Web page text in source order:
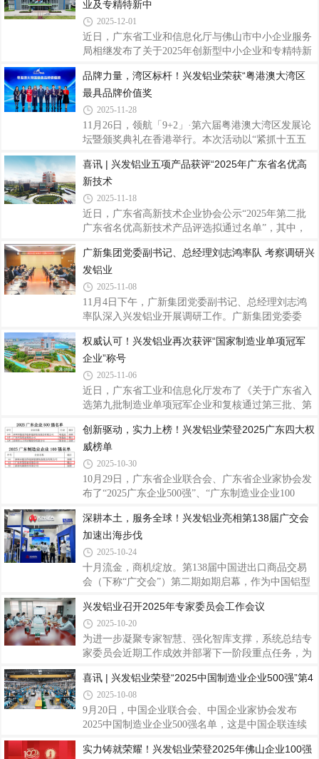
直观展现核心竞争力。投资者一行首先走访
奖，三水公司“1800T单机产能提升”项目荣获三等
奖。充分展现了兴发铝业在精益创效与持续改进方面
的扎实功底与团队活力。训练营结营会议上李俭强进
行优秀项目分享两个获奖项目分别实现关键突
程、建立试模反馈机制等举措，有效提升了幕墙料的
尺寸精度与材料利用效率。“1800T单机产能提升”项
目
业及专精特新中
2025-12-01
近日，广东省工业和信息化厅与佛山市中小企业服务
局相继发布了关于2025年创新型中小企业和专精特新
广东兴发精密制造有限公司（以下简称“兴发铝业精
密制造公司”）凭借扎实的创新实力、突出的专业优
势以及稳健的发展态势，顺利通过这两项重要资质的
复核，标志着公司在持续创新能力、专业发展水平及
精细化经营管理等方面获得了政府与行业的高度认
的基础层级，更是企业创新能力的核心认证标志，其
复评严格考量企业的创新投入、成长性表现及专
品牌力量，湾区标杆！兴发铝业荣获“粤港澳大湾区
最具品牌价值奖
2025-11-28
11月26日，领航「9+2」·第六届粤港澳大湾区发展论
坛暨颁奖典礼在香港举行。本次活动以“紧抓十五五
技及产业界代表，期间，兴发铝业凭借强大的品牌影
响力以及在铝挤压材领域的深厚积累，荣获“粤港澳
大湾区最具品牌价值奖”殊荣，这是对兴发铝业40多
年来深耕主业、锐意进取的充分肯定，也彰显了公司
领先的综合实力与品牌美誉度。据了解，活动自2020
对接与合作发展的重要平台。领航「9+2」·第六届粤
港澳大湾区发展论坛暨颁奖典礼旨在分享湾
喜讯 | 兴发铝业五项产品获评“2025年广东省名优高
新技术
2025-11-18
近日，广东省高新技术企业协会公示“2025年第二批
广东省名优高新技术产品评选拟通过名单”，其中，
铝型材”“汽车部件用高强度、耐腐蚀铝型材”“电子设
备用易切削高精度结构件铝型材”和子公司广东兴发
精密制造有限公司的“建筑铝模板用高可挤压性6xxx
系铝合金型材”“绿色节能铝合金隔音隔热门窗”共五项
产品上榜，是对公司技术创新和产品研发成果转化能
的创新实力和市场竞争力。据悉，“广东省名优高新
技术产品”是广东省推动高质量发展
广新集团党委副书记、总经理刘志鸿率队 考察调研兴
发铝业
2025-11-08
11月4日下午，广新集团党委副书记、总经理刘志鸿
率队深入兴发铝业开展调研工作。广新集团党委委
董事长王立，董事、总经理廖玉庆参加调研。座谈会
上，王立围绕兴发铝业“十四五”期间发展成效、经营
情况、存在问题及下一步工作计划等方面作详细汇
报。与会人员就公司经营、行业动态及市场形
势、“十五五”规划方案等内容展开深入研讨，为兴发
严峻的市场环境中表现出的韧性与成效给予了充分肯
定，并结合“十五五”规划部署，提出五点工作要求
权威认可！兴发铝业再次获评“国家制造业单项冠军
企业”称号
2025-11-06
近日，广东省工业和信息化厅发布了《关于广东省入
选第九批制造业单项冠军企业和复核通过第三批、第
借在技术创新、市场引领、产业链整合等方面的综合
优势，继 2018年认定及2021年复核通过后，今年再次
顺利通过复核，摘得此项国家级殊荣，彰显了公司在
铝加工细分领域的领先地位。据了解，制造业单项冠
军企业是指长期专注于制造业特定细分产品市场，生
球或国内前列的企业，代表全球制造业细分领域最高
发展水平和最强市场实力，且需通过严苛的复
创新驱动，实力上榜！兴发铝业荣登2025广东四大权
威榜单
2025-10-30
10月29日，广东省企业联合会、广东省企业家协会发
布了“2025广东企业500强”、“广东制造业企业100
兴发铝业荣登2025广东企业500强第147位、广东制造
业企业100强第64位、广东创新企业100强第60位；同
期，广东省制造业协会、广东省发展和改革研究院、
暨南大学产业经济研究院联合发布了“2025年广东省
制造业企业500强”名单，兴发铝业以营业收入
强健的综合实力和创新能力。据了解，广东企业500
强及行业百强榜由广东省企业联合会、广东省企业
深耕本土，服务全球！兴发铝业亮相第138届广交会
加速出海步伐
2025-10-24
十月流金，商机绽放。第138届中国进出口商品交易
会（下称“广交会”）第二期如期启幕，作为中国铝型
及产品应用解决方案亮相展会，向全球客商展示技术
创新实力，诠释高端化、绿色化、全球化发展成果。
本次广交会上，兴发铝业重点推出了兴发125全景门
系列、兴发80系列多功能铝合金窗系统等系统门窗产
求。兴发125全景门系列以极简设计重构空间美学。
以窄边框、大板块玻璃为特色，视野开阔，符合现代
建筑审美潮流。产品不仅具备优异的抗风压性能和
兴发铝业召开2025年专家委员会工作会议
2025-10-20
为进一步凝聚专家智慧、强化智库支撑，系统总结专
家委员会近期工作成效并部署下一阶段重点任务，为
展提供坚实支撑。10月16日，兴发铝业组织召开了
2025年专家委员会工作会议。集团党委书记、董事长
王立出席会议并讲话。会上，专家委员会主任罗用冠
作了阶段性工作汇报，指出委员会围绕技术创新和工
具技术攻关等方面取得了进展。汇报还分析了当前工
喜讯 | 兴发铝业荣登“2025中国制造业企业500强”第4
2025-10-08
9月20日，中国企业联合会、中国企业家协会发布
2025中国制造业企业500强名单，这是中国企联连续
的制造实力和稳健的市场表现，位列榜单第475名，
实力铸就荣耀！兴发铝业荣登2025年佛山企业100强